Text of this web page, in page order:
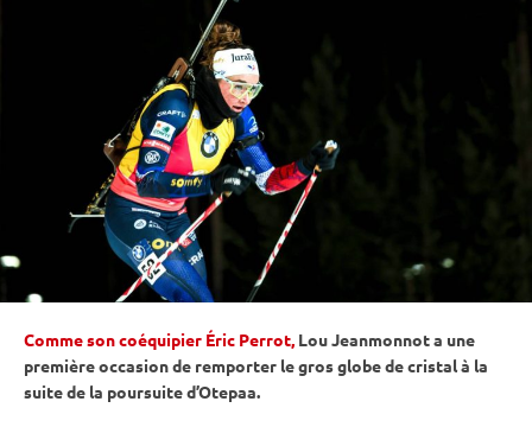
Comme son coéquipier Éric Perrot, Lou Jeanmonnot a une
première occasion de remporter le grosglobe de cristalà la
suite de la poursuited’Otepaa.